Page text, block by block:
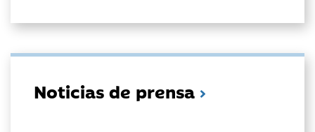
Noticias de prensa